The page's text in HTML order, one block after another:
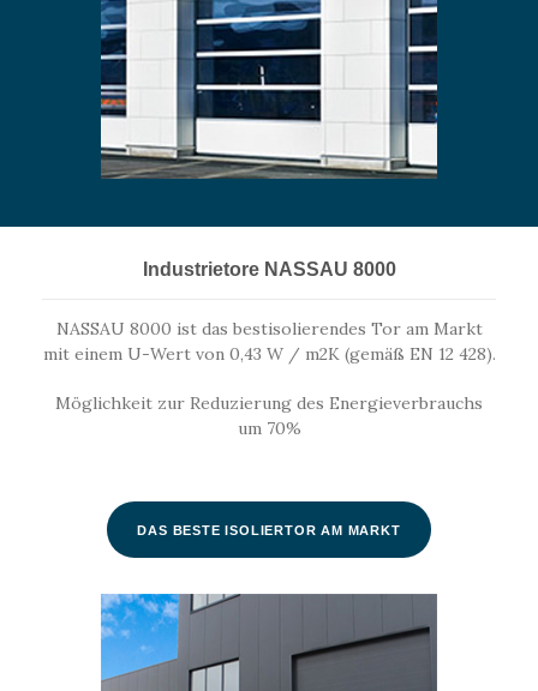
Industrietore NASSAU 8000
NASSAU 8000 ist das bestisolierendes Tor am Markt
mit einem U-Wert von 0,43 W / m2K (gemäß EN 12 428).
Möglichkeit zur Reduzierung des Energieverbrauchs
um 70%
DAS BESTE ISOLIERTOR AM MARKT